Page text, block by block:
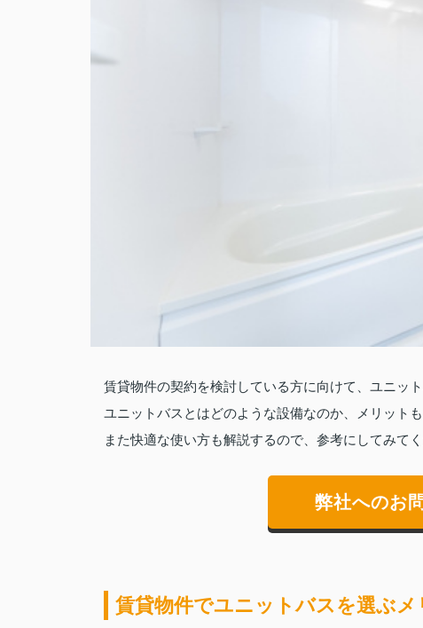
賃貸物件の契約を検討している方に向けて、ユニッ
ユニットバスとはどのような設備なのか、メリットも
また快適な使い方も解説するので、参考にしてみてく
弊社へのお
賃貸物件でユニットバスを選ぶ